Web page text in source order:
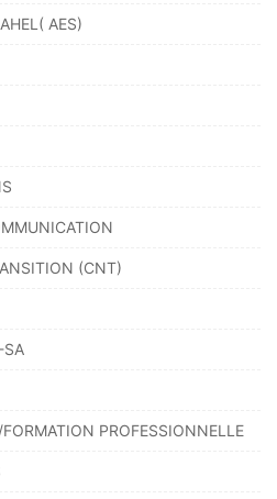
AES)
(CNT)
SA
PROFESSIONNELLE